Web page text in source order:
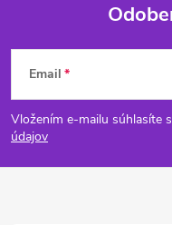
Z
á
p
Email
Vložením e-mailu súhlasíte s
údajov